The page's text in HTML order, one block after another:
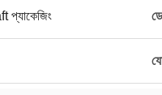
প্যাকেজিং